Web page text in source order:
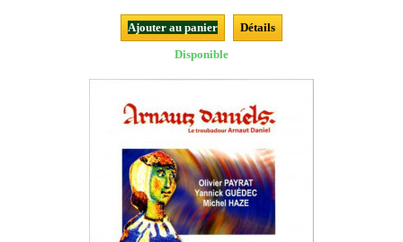
Ajouter au panier
Détails
Disponible